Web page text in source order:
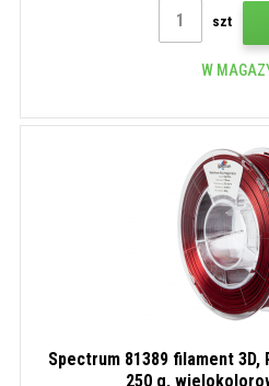
szt
W
Spectrum 81389 filament 3D,
250 g,